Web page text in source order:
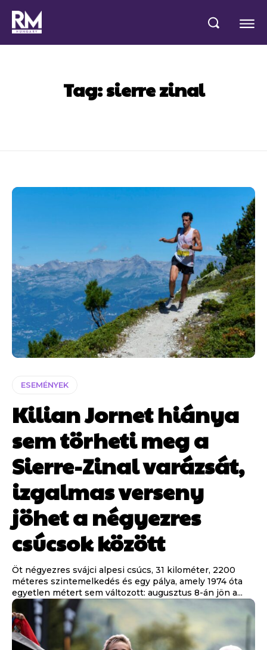
Tag:sierre zinal
ESEMÉNYEK
Kilian Jornet hiánya
sem törheti meg a
Sierre-Zinal varázsát,
izgalmas verseny
jöhet a négyezres
csúcsok között
Öt négyezres svájci alpesi csúcs, 31 kilométer, 2200
méteres szintemelkedés és egy pálya, amely 1974 óta
egyetlen métert sem változott: augusztus 8-án jön a...